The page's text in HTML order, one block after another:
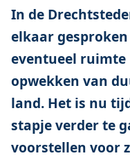
In de
elkaar
eventueel
opwekken van
land. Het is nu
stapje verder te
voorstellen voor